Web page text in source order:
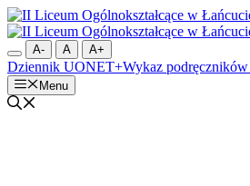
Przejdź
do
treściA- A A+
Dziennik UONET+Wykaz podręczników
Menu